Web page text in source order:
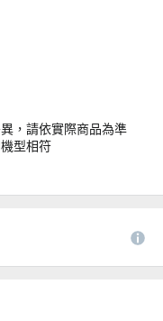
，請依實際商品為準
型相符